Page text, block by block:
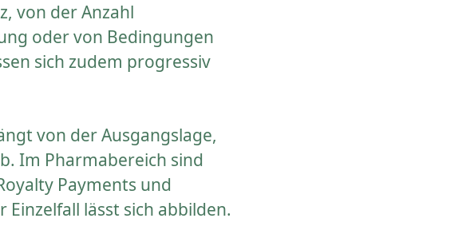
von der Anzahl
oder von Bedingungen
sich zudem progressiv
von der Ausgangslage,
Im Pharmabereich sind
Payments und
lässt sich abbilden.